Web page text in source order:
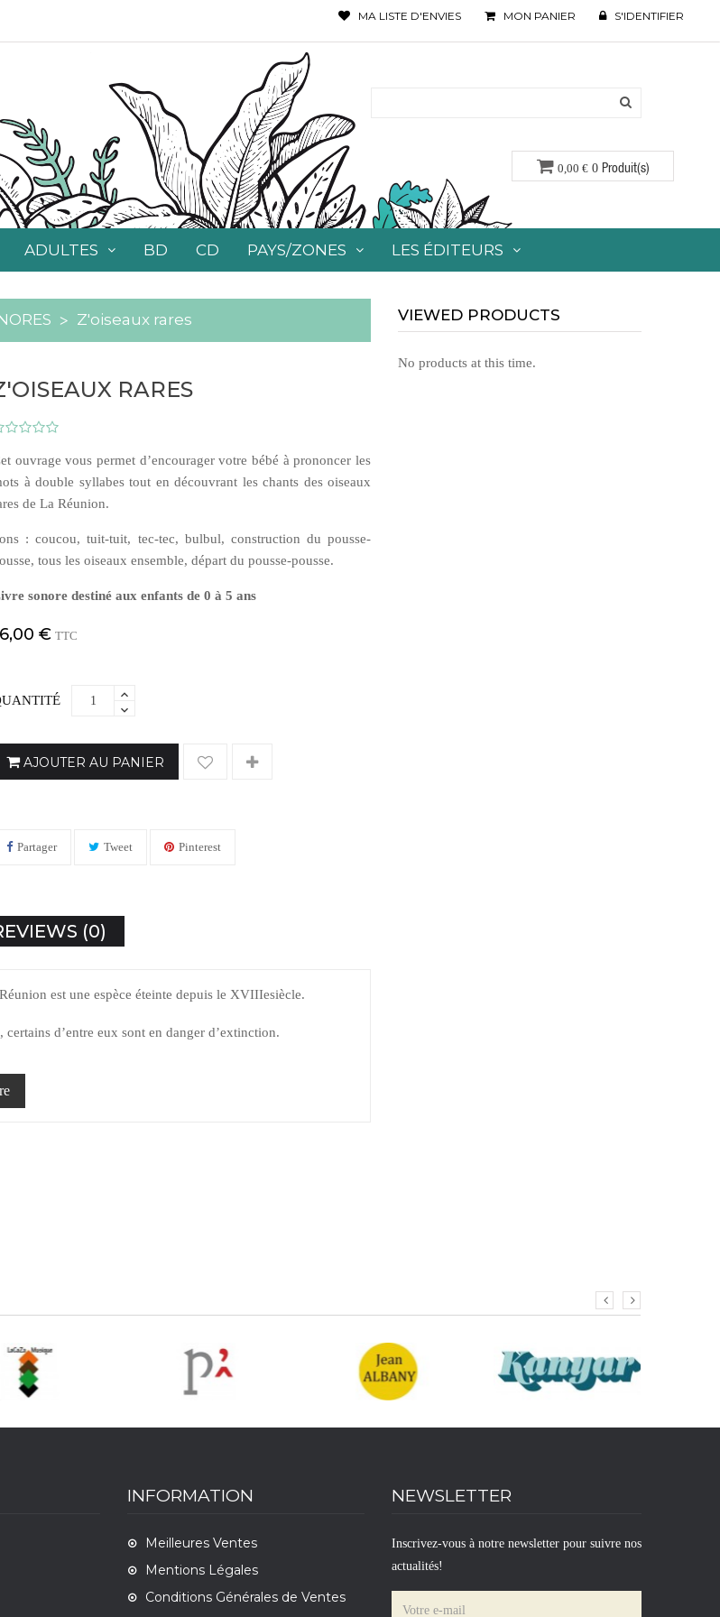
MA LISTE D'ENVIES MON PANIER S'IDENTIFIER
0,00 € 0 Produit(s)
ADULTES BD CD PAYS/ZONES LES ÉDITEURS
Z'oiseaux rares
RARES
ouvrage vous permet d’encourager votre bébé à prononcer les
à double syllabes tout en découvrant les chants des oiseaux
de La Réunion.
: coucou, tuit-tuit, tec-tec, bulbul, construction du pousse-
tous les oiseaux ensemble, départ du pousse-pousse.
sonore destiné aux enfants de 0 à 5 ans
€ TTC
AJOUTER AU PANIER
Partager Tweet Pinterest
(0)
est une espèce éteinte depuis le XVIIIesiècle.
d’entre eux sont en danger d’extinction.
gueu gueu », « ga ga »…
VIEWED PRODUCTS
No products at this time.
INFORMATION
Meilleures Ventes
Mentions Légales
Conditions Générales de Ventes
NEWSLETTER
Inscrivez-vous à notre newsletter pour suivre nos
actualités!